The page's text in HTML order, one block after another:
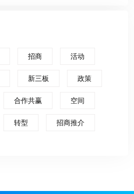
招商 活动
新三板 政策
合作共赢 空间
转型 招商推介